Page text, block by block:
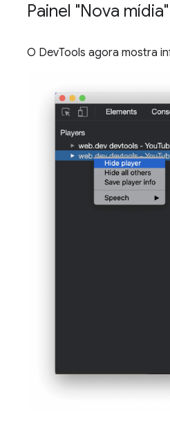
Painel "Nova mídia"
O DevTools agora mostra